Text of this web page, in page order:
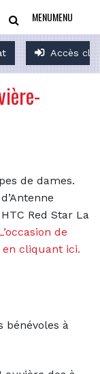
Accès
MENUMENU
de dames.
Red Star La
de
cliquant ici.
bénévoles à